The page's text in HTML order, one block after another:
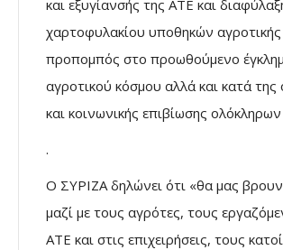
και εξυγίανσής της ΑΤΕ και
χαρτοφυλακίου υποθηκών αγροτικής
προπομπός στο προωθούμενο
αγροτικού κόσμου αλλά και κατά της
και κοινωνικής επιβίωσης
.
Ο ΣΥΡΙΖΑ δηλώνει ότι «θα μας
μαζί με τους αγρότες, τους
ΑΤΕ και στις επιχειρήσεις, τους